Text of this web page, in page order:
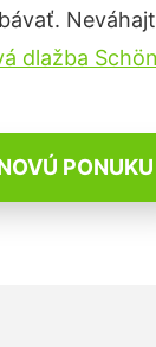
dlažba
PONUKU